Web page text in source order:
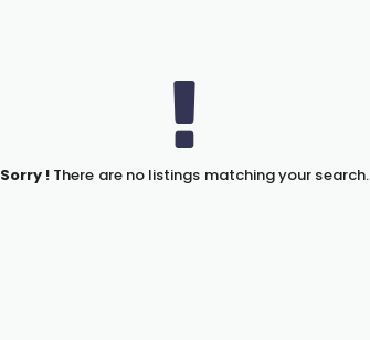
Sorry ! There are no listings matching your search.